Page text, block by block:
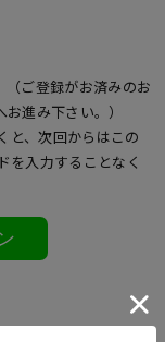
（ご登録がお済みのお
進み下さい。）
と、次回からはこの
を入力することなく